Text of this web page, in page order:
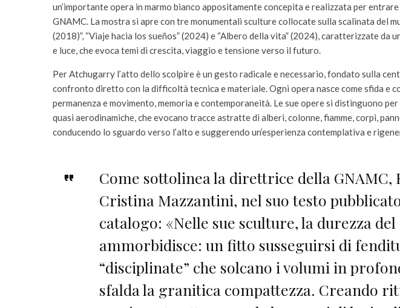
un’importante opera in marmo bianco appositamente concepita e realizzata per
GNAMC. La mostra si apre con tre monumentali sculture collocate sulla scalinata del
(2018)”, “Viaje hacia los sueños” (2024) e “Albero della vita” (2024), caratterizzate da
e luce, che evoca temi di crescita, viaggio e tensione verso il futuro.
Per Atchugarry l’atto dello scolpire è un gesto radicale e necessario, fondato sulla
confronto diretto con la difficoltà tecnica e materiale. Ogni opera nasce come sfida e
permanenza e movimento, memoria e contemporaneità. Le sue opere si distinguono
quasi aerodinamiche, che evocano tracce astratte di alberi, colonne, fiamme, corpi,
conducendo lo sguardo verso l’alto e suggerendo un’esperienza contemplativa e
Come sottolinea la direttrice della GNAMC,
Cristina Mazzantini, nel suo testo
catalogo: «Nelle sue sculture, la durezza
ammorbidisce: un fitto susseguirsi di
“disciplinate” che solcano i volumi in
sfalda la granitica compattezza. Creando